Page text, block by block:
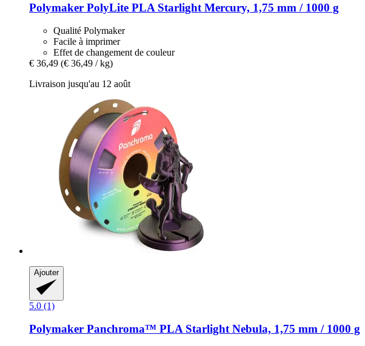
Polymaker PolyLite PLA Starlight Mercury, 1,75 mm / 1000 g
Qualité Polymaker
Facile à imprimer
Effet de changement de couleur
€ 36,49 (€ 36,49 / kg)
Livraison jusqu'au 12 août
Ajouter
5.0 (1)
Polymaker Panchroma™ PLA Starlight Nebula, 1,75 mm / 1000 g